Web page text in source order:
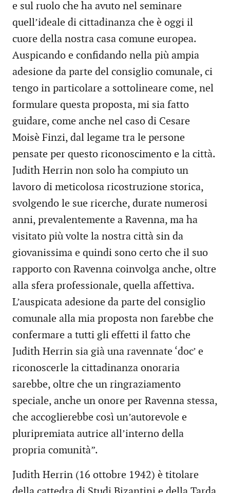
e sul ruolo che ha avuto nel seminare
quell’ideale di cittadinanza che è oggi il
cuore della nostra casa comune europea.
Auspicando e confidando nella più ampia
adesione da parte del consiglio comunale, ci
tengo in particolare a sottolineare come, nel
formulare questa proposta, mi sia fatto
guidare, come anche nel caso di Cesare
Moisè Finzi, dal legame tra le persone
pensate per questo riconoscimento e la città.
Judith Herrin non solo ha compiuto un
lavoro di meticolosa ricostruzione storica,
svolgendo le sue ricerche, durate numerosi
anni, prevalentemente a Ravenna, ma ha
visitato più volte la nostra città sin da
giovanissima e quindi sono certo che il suo
rapporto con Ravenna coinvolga anche, oltre
alla sfera professionale, quella affettiva.
L’auspicata adesione da parte del consiglio
comunale alla mia proposta non farebbe che
confermare a tutti gli effetti il fatto che
Judith Herrin sia già una ravennate ‘doc’ e
riconoscerle la cittadinanza onoraria
sarebbe, oltre che un ringraziamento
speciale, anche un onore per Ravenna stessa,
che accoglierebbe così un’autorevole e
pluripremiata autrice all’interno della
propria comunità”.
Judith Herrin (16 ottobre 1942) è titolare